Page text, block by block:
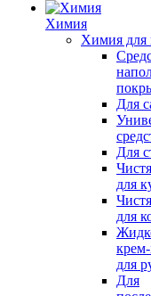
Химия
Химия для
Для
Для
для
для
для
Для